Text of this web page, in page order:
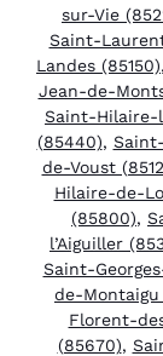
sur-Vie
Saint-
Landes (85150),
Jean-de-
Saint-Hilaire-
(85440),
de-Voust
Hilaire-de-
(85800),
l’Aiguiller
Saint-
de-
Florent-
(85670),